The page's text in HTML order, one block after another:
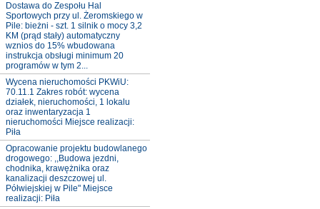
Dostawa do Zespołu Hal
Sportowych przy ul. Żeromskiego w
Pile: bieżni - szt. 1 silnik o mocy 3,2
KM (prąd stały) automatyczny
wznios do 15% wbudowana
instrukcja obsługi minimum 20
programów w tym 2...
Wycena nieruchomości PKWiU:
70.11.1 Zakres robót: wycena
działek, nieruchomości, 1 lokalu
oraz inwentaryzacja 1
nieruchomości Miejsce realizacji:
Piła
Opracowanie projektu budowlanego
drogowego: ,,Budowa jezdni,
chodnika, krawężnika oraz
kanalizacji deszczowej ul.
Półwiejskiej w Pile" Miejsce
realizacji: Piła